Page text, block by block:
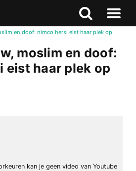
Zoeken
Naar
menu
en doof: nimco hersi eist haar plek op
moslim en doof:
eist haar plek op
kan je geen video van Youtube
Zoeken
naar